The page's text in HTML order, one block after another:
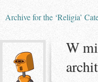
Archive for the ‘Religia’
W